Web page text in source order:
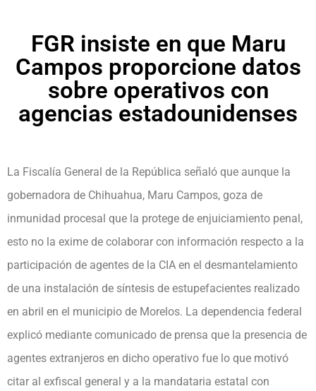
FGR insiste en que Maru
Campos proporcione datos
sobre operativos con
agencias estadounidenses
La Fiscalía General de la República señaló que aunque la
gobernadora de Chihuahua, Maru Campos, goza de
inmunidad procesal que la protege de enjuiciamiento penal,
esto no la exime de colaborar con información respecto a la
participación de agentes de la CIA en el desmantelamiento
de una instalación de síntesis de estupefacientes realizado
en abril en el municipio de Morelos. La dependencia federal
explicó mediante comunicado de prensa que la presencia de
agentes extranjeros en dicho operativo fue lo que motivó
citar al exfiscal general y a la mandataria estatal con